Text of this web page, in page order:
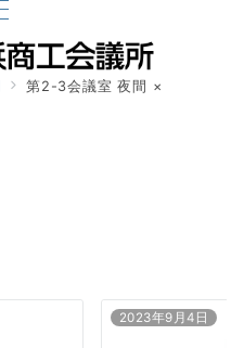
第2-3会議室 夜間 ×
2023年9月4日